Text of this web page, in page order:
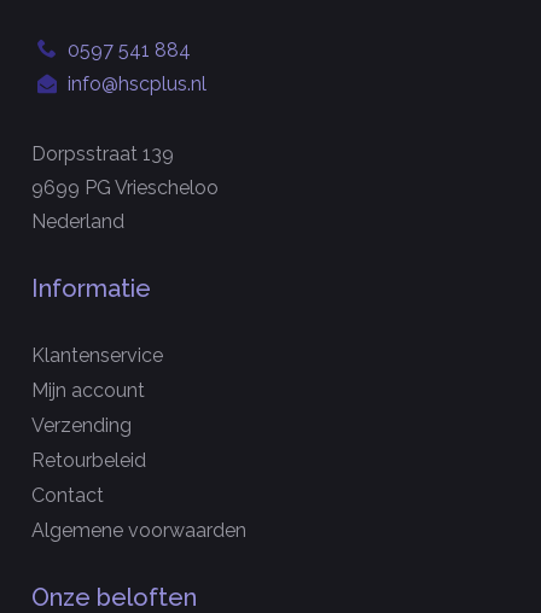
0597 541 884
info@hscplus.nl
Dorpsstraat 139
9699 PG Vriescheloo
Nederland
Informatie
Klantenservice
Mijn account
Verzending
Retourbeleid
Contact
Algemene voorwaarden
Onze beloften